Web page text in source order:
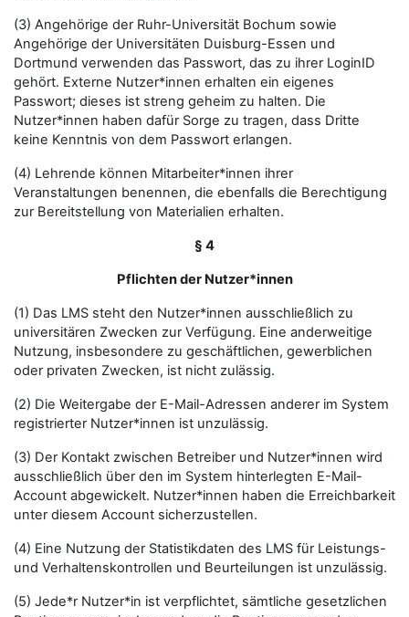
(3) Angehörige der Ruhr-Universität Bochum sowie
Angehörige der Universitäten Duisburg-Essen und
Dortmund verwenden das Passwort, das zu ihrer LoginID
gehört. Externe Nutzer*innen erhalten ein eigenes
Passwort; dieses ist streng geheim zu halten. Die
Nutzer*innen haben dafür Sorge zu tragen, dass Dritte
keine Kenntnis von dem Passwort erlangen.
(4) Lehrende können Mitarbeiter*innen ihrer
Veranstaltungen benennen, die ebenfalls die Berechtigung
zur Bereitstellung von Materialien erhalten.
§ 4
Pflichten der Nutzer*innen
(1) Das LMS steht den Nutzer*innen ausschließlich zu
universitären Zwecken zur Verfügung. Eine anderweitige
Nutzung, insbesondere zu geschäftlichen, gewerblichen
oder privaten Zwecken, ist nicht zulässig.
(2) Die Weitergabe der E-Mail-Adressen anderer im System
registrierter Nutzer*innen ist unzulässig.
(3) Der Kontakt zwischen Betreiber und Nutzer*innen wird
ausschließlich über den im System hinterlegten E-Mail-
Account abgewickelt. Nutzer*innen haben die Erreichbarkeit
unter diesem Account sicherzustellen.
(4) Eine Nutzung der Statistikdaten des LMS für Leistungs-
und Verhaltenskontrollen und Beurteilungen ist unzulässig.
(5) Jede*r Nutzer*in ist verpflichtet, sämtliche gesetzlichen